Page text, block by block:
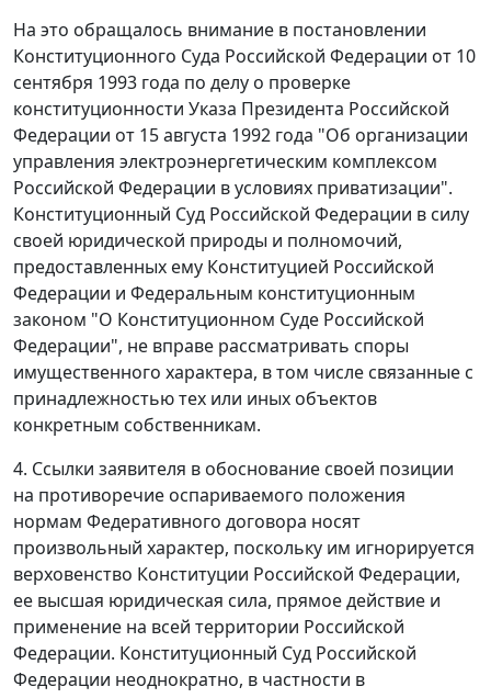
На это обращалось внимание в постановлении
Конституционного Суда Российской Федерации от 10
сентября 1993 года по делу о проверке
конституционности Указа Президента Российской
Федерации от 15 августа 1992 года "Об организации
управления электроэнергетическим комплексом
Российской Федерации в условиях приватизации".
Конституционный Суд Российской Федерации в силу
своей юридической природы и полномочий,
предоставленных ему Конституцией Российской
Федерации и Федеральным конституционным
законом "О Конституционном Суде Российской
Федерации", не вправе рассматривать споры
имущественного характера, в том числе связанные с
принадлежностью тех или иных объектов
конкретным собственникам.
4. Ссылки заявителя в обоснование своей позиции
на противоречие оспариваемого положения
нормам Федеративного договора носят
произвольный характер, поскольку им игнорируется
верховенство Конституции Российской Федерации,
ее высшая юридическая сила, прямое действие и
применение на всей территории Российской
Федерации. Конституционный Суд Российской
Федерации неоднократно, в частности в